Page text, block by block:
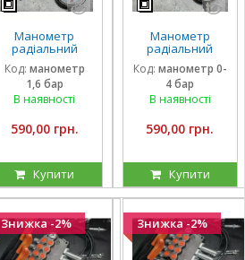
Манометр
радіальний
гліцириновий
вібростійкий 63
мм 1,6 Бар Італія
Код: манометр
1,6 бар
В наявності
590,00 грн.
Купити
Манометр
радіальний
гліцириновий
вібростійкий 63
мм 0-4 Бар Італія
Код: манометр 0-
4 бар
В наявності
590,00 грн.
Купити
Знижка -2% Знижка -2%